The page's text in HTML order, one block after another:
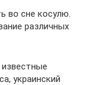
во сне косулю.
различных
украинский